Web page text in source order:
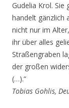
Gudelia Krol.
handelt gänzlich
nicht nur im
ihr über alles
Straßengraben
der großen
(…).“
Tobias Gohlis,